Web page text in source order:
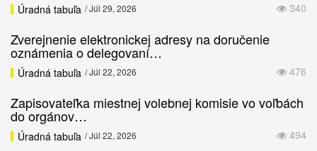
340
Úradná tabuľa / Júl 29, 2026
Zverejnenie elektronickej adresy na doručenie
oznámenia o delegovaní…
476
Úradná tabuľa / Júl 22, 2026
Zapisovateľka miestnej volebnej komisie vo voľbách
do orgánov…
494
Úradná tabuľa / Júl 22, 2026